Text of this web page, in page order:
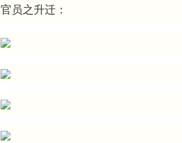
官员之升迁：